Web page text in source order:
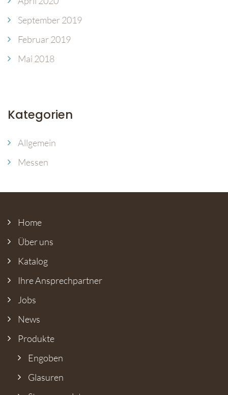
September 2019
Februar 2019
Mai 2018
Kategorien
Allgemein
Messen
Home
Über uns
Katalog
Ihre Ansprech­partner
Jobs
News
Produkte
Engoben
Glasuren